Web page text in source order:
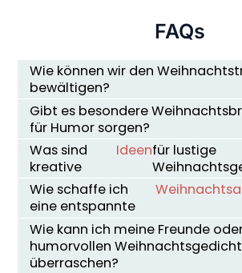
FAQs
Wie können wir den
bewältigen?
Gibt es besondere
für Humor sorgen?
Was sind
kreative
Ideenfür lustige
Wie schaffe ich
eine entspannte
Wie kann ich meine Freunde
humorvollen
überraschen?